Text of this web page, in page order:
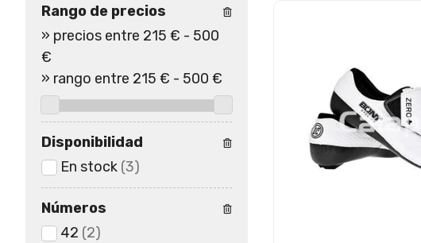
Rango de precios
» precios entre 215 € - 500
€
» rango entre 215 € - 500 €
Disponibilidad
En stock (3)
Números
42 (2)